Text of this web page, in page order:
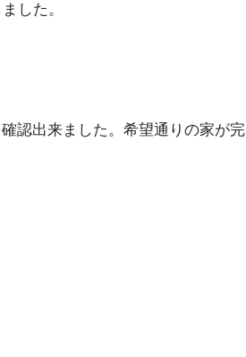
した。
認出来ました。希望通りの家が完